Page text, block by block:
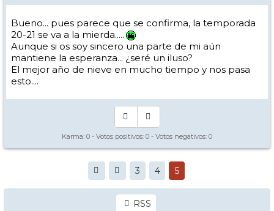
Bueno... pues parece que se confirma, la temporada
20-21 se va a la mierda.....
Aunque si os soy sincero una parte de mi aún
mantiene la esperanza... ¿seré un iluso?
El mejor año de nieve en mucho tiempo y nos pasa
esto....
Karma: 0 - Votos positivos: 0 - Votos negativos: 0
3 4 5
RSS